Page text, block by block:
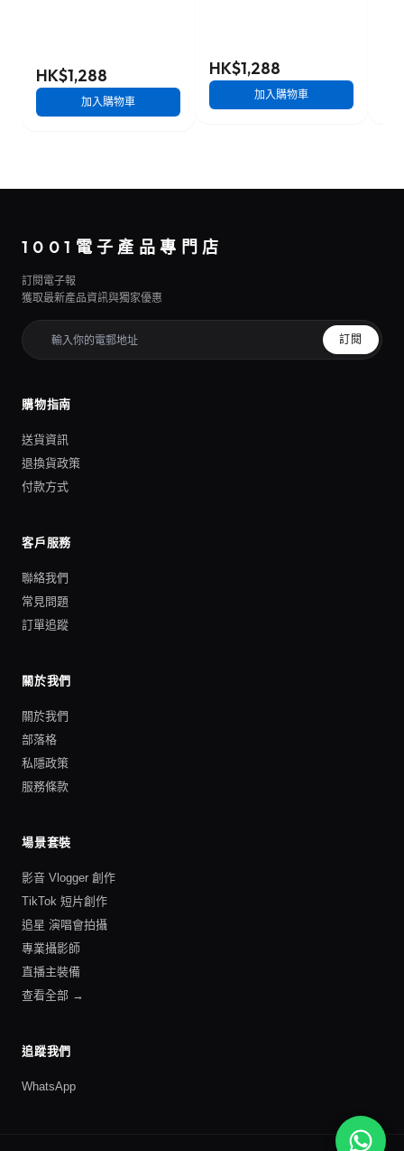
HK$1,288
加入購物車
HK$1,288
加入購物車
1001電子產品專門店
訂閱電子報
獲取最新產品資訊與獨家優惠
訂閱
購物指南
送貨資訊
退換貨政策
付款方式
客戶服務
聯絡我們
常見問題
訂單追蹤
關於我們
關於我們
部落格
私隱政策
服務條款
場景套裝
影音 Vlogger 創作
TikTok 短片創作
追星 演唱會拍攝
專業攝影師
直播主裝備
查看全部 →
追蹤我們
WhatsApp